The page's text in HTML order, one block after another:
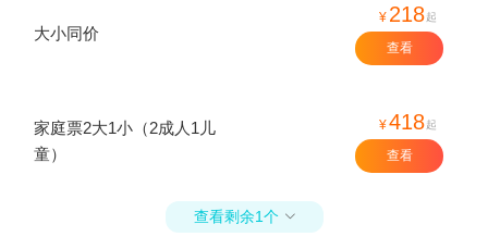
大小同价
¥ 218起
查看
家庭票2大1小（2成人1儿
童）
¥418起
查看
查看剩余1个 